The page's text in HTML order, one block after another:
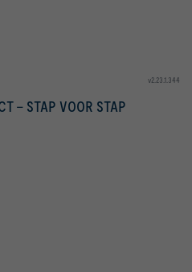
v2.23.1.344
– STAP VOOR STAP